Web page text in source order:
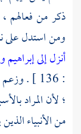
ذكر من فعالهم
ومن استدل على
أنزل إلى
: 136 ] .
؛ لأن المراد
من الأنبياء